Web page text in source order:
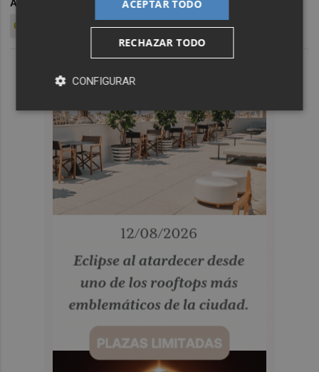
ARCHIVADO EN RUBÉN TORRECILLA
HÉRCULES CF
CE EUROPA
ACEPTAR TODO
RECHAZAR TODO
CONFIGURAR